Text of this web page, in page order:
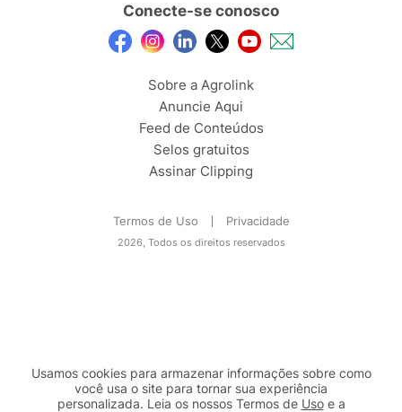
Conecte-se conosco
Sobre a Agrolink
Anuncie Aqui
Feed de Conteúdos
Selos gratuitos
Assinar Clipping
Termos de Uso Privacidade
2026, Todos os direitos reservados
Usamos cookies para armazenar informações sobre como
você usa o site para tornar sua experiência
personalizada. Leia os nossos Termos de Usoe a